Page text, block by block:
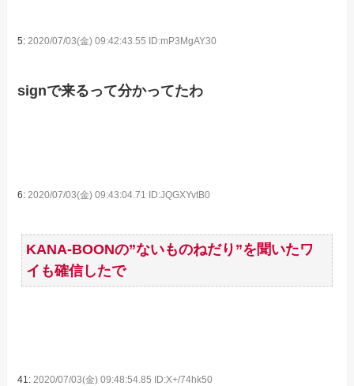
5:2020/07/03(金) 09:42:43.55 ID:mP3MgAY30
signで来るって分かってたわ
6:2020/07/03(金) 09:43:04.71 ID:JQGXYvtB0
KANA-BOONの”ないものねだり”を聞いたワ
イも確信したで
41: 2020/07/03(金) 09:48:54.85 ID:X+/74hk50